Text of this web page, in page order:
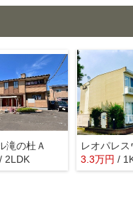
滝の杜Ａ
/ 2LDK 3.3万円 /